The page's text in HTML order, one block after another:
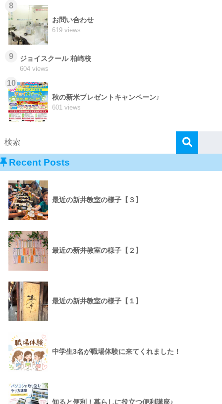
8
お問い合わせ
619 views
9 ジョイスクール 柏崎校
604 views
10
秋の新米プレゼントキャンペーン♪
601 views
Recent Posts
最近の新井教室の様子【３】
最近の新井教室の様子【２】
最近の新井教室の様子【１】
中学生3名が職場体験に来てくれました！
知ると便利！暮らしに役立つ便利講座♪